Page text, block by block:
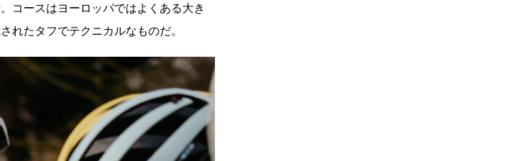
コースはヨーロッパではよくある大き
れたタフでテクニカルなものだ。